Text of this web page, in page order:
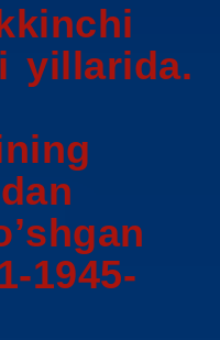
yillarida.
1945-